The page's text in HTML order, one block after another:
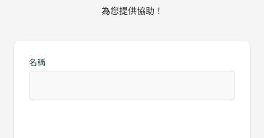
為您提供協助！
名稱